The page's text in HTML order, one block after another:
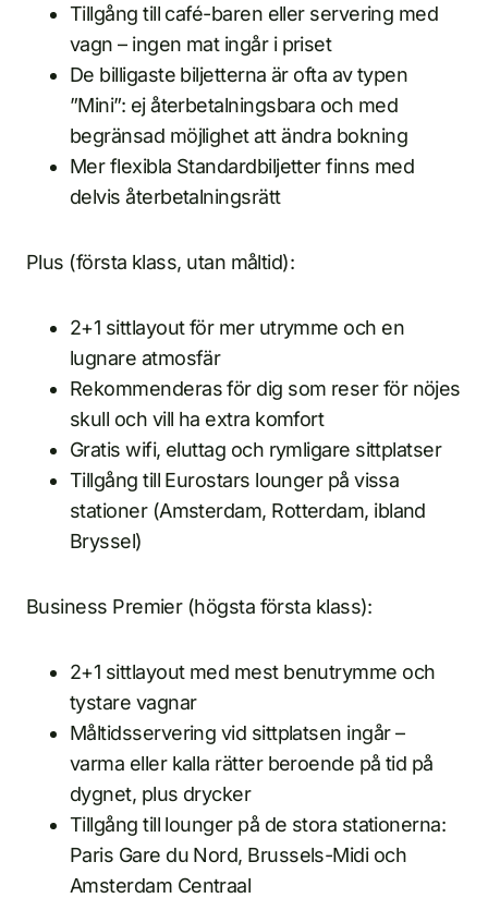
Tillgång till café-baren eller servering med
vagn – ingen mat ingår i priset
De billigaste biljetterna är ofta av typen
”Mini”: ej återbetalningsbara och med
begränsad möjlighet att ändra bokning
Mer flexibla Standardbiljetter finns med
delvis återbetalningsrätt
Plus (första klass, utan måltid):
2+1 sittlayout för mer utrymme och en
lugnare atmosfär
Rekommenderas för dig som reser för nöjes
skull och vill ha extra komfort
Gratis wifi, eluttag och rymligare sittplatser
Tillgång till Eurostars lounger på vissa
stationer (Amsterdam, Rotterdam, ibland
Bryssel)
Business Premier (högsta första klass):
2+1 sittlayout med mest benutrymme och
tystare vagnar
Måltidsservering vid sittplatsen ingår –
varma eller kalla rätter beroende på tid på
dygnet, plus drycker
Tillgång till lounger på de stora stationerna:
Paris Gare du Nord, Brussels-Midi och
Amsterdam Centraal